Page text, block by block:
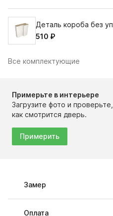
Деталь короба без
510 ₽
Все комплектующие
Примерьте в интерьере
Загрузите фото и проверьте,
как смотрится дверь.
Примерить
Замер
Оплата